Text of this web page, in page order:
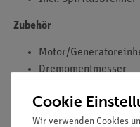
Zubehör
Motor/
Dremomentmesser
pVnT-Messgerät
Thermoelemente
Cookie
Wir verwenden Cookies